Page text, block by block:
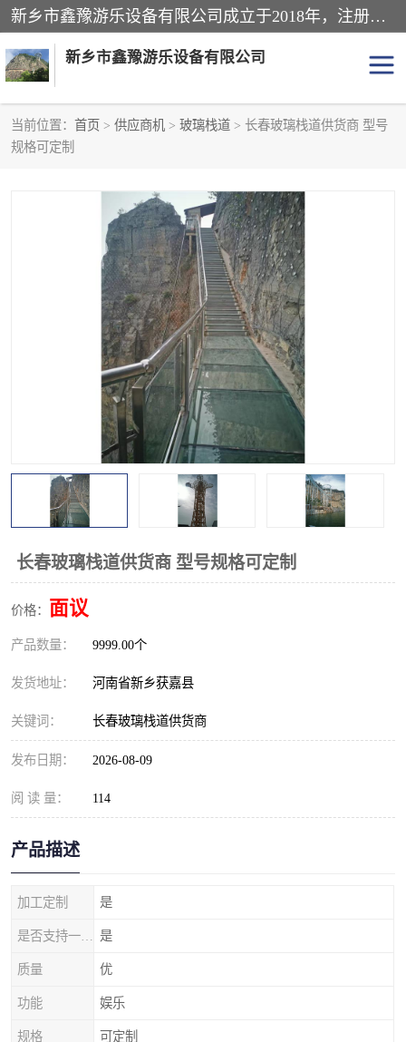
新乡市鑫豫游乐设备有限公司成立于2018年，注册地位于河南省。经营范围包括游乐设备、滑索、滑道、空中自行车、吊桥、拓展器材、攀岩器材、趣桥、悬崖秋千、网红桥、儿童乐园设备、水上乐园设备、丛林穿越设备、音乐呐喊设备、轨道滑车、栈道、玻璃滑道、观景平台、景观包装的设计、制造、销售、安装、维修，景区策划服务。
新乡市鑫豫游乐设备有限公司
当前位置： 首页 > 供应商机 > 玻璃栈道 > 长春玻璃栈道供货商 型号
规格可定制
长春玻璃栈道供货商 型号规格可定制
价格： 面议
产品数量： 9999.00个
发货地址： 河南省新乡获嘉县
关键词： 长春玻璃栈道供货商
发布日期： 2026-08-09
阅 读 量： 114
产品描述
加工定制 是
是
质量 优
功能 娱乐
规格 可定制
游乐设备
儿童乐园设备
水上乐园设备
攀岩器材
空中自行车
玻璃滑道
网红桥
丛林穿越设备
音乐呐喊设备
玻璃栈道